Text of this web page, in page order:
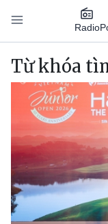
Nhảy đến nội dung
Radio
Main
Từ khóa